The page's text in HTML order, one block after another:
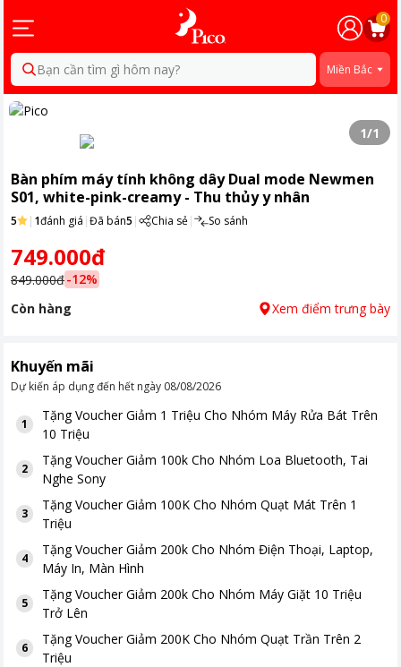
0
Bạn cần tìm gì hôm nay? Miền Bắc
1/1
Bàn phím máy tính không dây Dual mode Newmen
S01, white-pink-creamy - Thu thủy y nhân
5 | 1đánh giá |Đã bán5 | Chia sẻ| So sánh
749.000đ
849.000đ-12%
Còn hàng
Xem điểm trưng bày
Khuyến mãi
Dự kiến áp dụng đến hết ngày 08/08/2026
1
TặngVoucher Giảm 1 Triệu Cho Nhóm Máy Rửa Bát Trên
10 Triệu
2
TặngVoucher Giảm 100k Cho Nhóm Loa Bluetooth, Tai
Nghe Sony
3
TặngVoucher Giảm 100K Cho Nhóm Quạt Mát Trên 1
Triệu
4
TặngVoucher Giảm 200k Cho Nhóm Điện Thoại, Laptop,
Máy In, Màn Hình
5
TặngVoucher Giảm 200k Cho Nhóm Máy Giặt 10 Triệu
Trở Lên
6
TặngVoucher Giảm 200K Cho Nhóm Quạt Trần Trên 2
Triệu